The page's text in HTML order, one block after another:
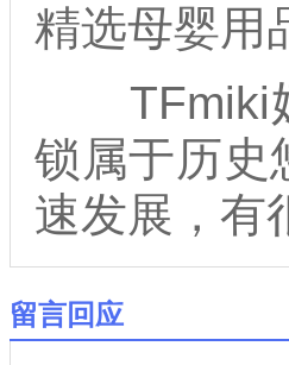
精选母婴用
TFmiki奶
锁属于历史
速发展，有
留言回应